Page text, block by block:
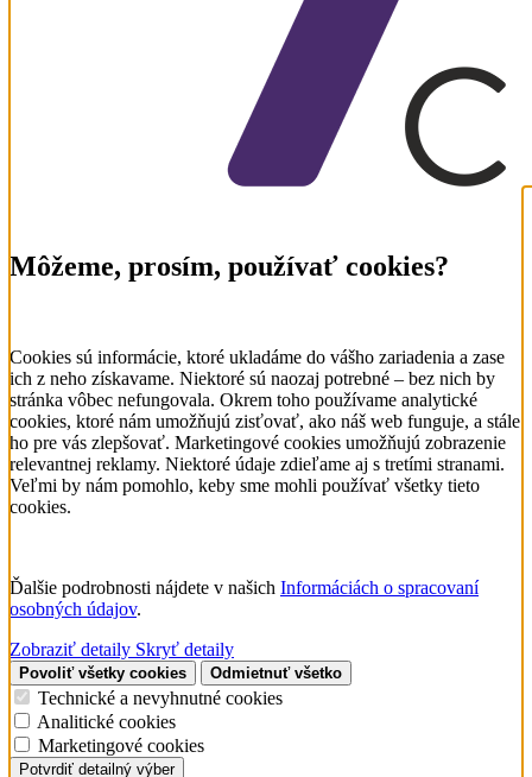
Môžeme, prosím, používať cookies?
Cookies sú informácie, ktoré ukladáme do vášho zariadenia a zase
ich z neho získavame. Niektoré sú naozaj potrebné – bez nich by
stránka vôbec nefungovala. Okrem toho používame analytické
cookies, ktoré nám umožňujú zisťovať, ako náš web funguje, a stále
ho pre vás zlepšovať. Marketingové cookies umožňujú zobrazenie
relevantnej reklamy. Niektoré údaje zdieľame aj s tretími stranami.
Veľmi by nám pomohlo, keby sme mohli používať všetky tieto
cookies.
Ďalšie podrobnosti nájdete v našich Informáciách o spracovaní
osobných údajov.
Zobraziť detaily Skryť detaily
Povoliť všetky cookies Odmietnuť všetko
Technické a nevyhnutné cookies
Analitické cookies
Marketingové cookies
Potvrdiť detailný výber